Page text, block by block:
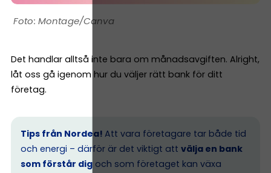
Montage/Canva
Det handlar alltså inte bara om månadsavgiften. Alright,
låt oss gå igenom hur du väljer rätt bank för ditt
företag.
Tips från Nordea! Att vara företagare tar både tid
och energi – därför är det viktigt att välja en bank
som förstår dig och som företaget kan växa